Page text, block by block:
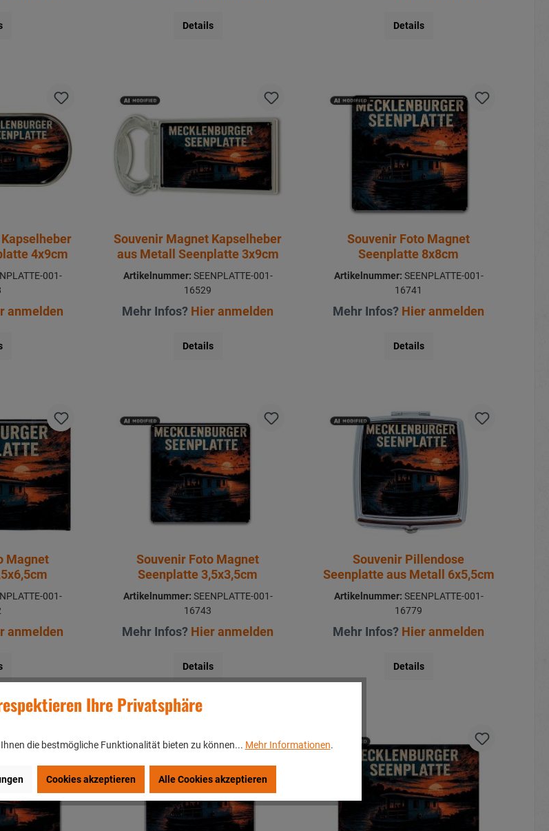
Details Details
4x9cm
001-
anmelden
Souvenir Magnet Kapselheber
aus Metall Seenplatte 3x9cm
Artikelnummer: SEENPLATTE-001-
16529
Mehr Infos? Hier anmelden
Details
Souvenir Foto Magnet
Seenplatte 8x8cm
Artikelnummer: SEENPLATTE-001-
16741
Mehr Infos? Hier anmelden
Details
Magnet
001-
anmelden
Souvenir Foto Magnet
Seenplatte 3,5x3,5cm
Artikelnummer: SEENPLATTE-001-
16743
Mehr Infos? Hier anmelden
Details
Souvenir Pillendose
Seenplatte aus Metall 6x5,5cm
Artikelnummer: SEENPLATTE-001-
16779
Mehr Infos? Hier anmelden
Details
Ihre Privatsphäre
die bestmögliche Funktionalität bieten zu können... Mehr Informationen.
Cookies akzeptieren Alle Cookies akzeptieren